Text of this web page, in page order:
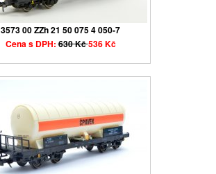
3573 00 ZZh 21 50 075 4 050-7
Cena s DPH:630 Kč536 Kč